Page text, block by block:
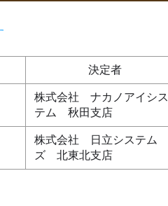
決定者
株式会社 ナカノアイシス
テム 秋田支店
株式会社 日立システム
ズ 北東北支店